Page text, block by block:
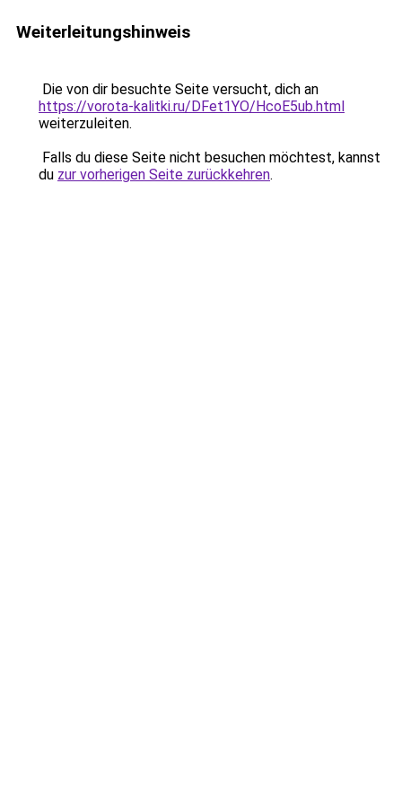
Weiterleitungshinweis
Die von dir besuchte Seite versucht, dich an
https://vorota-kalitki.ru/DFet1YO/HcoE5ub.html
weiterzuleiten.
Falls du diese Seite nicht besuchen möchtest, kannst
du zur vorherigen Seite zurückkehren.